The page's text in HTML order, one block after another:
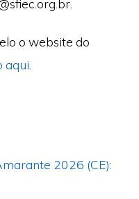
​.br.
o website do
aqui
2026 (CE):